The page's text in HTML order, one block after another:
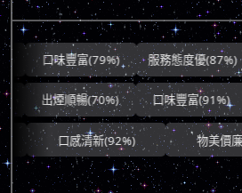
口味豐富(79%) 服務態度優(87%)
出煙順暢(70%) 口味豐富(91%)
口感清新(92%) 物美價廉(85%)